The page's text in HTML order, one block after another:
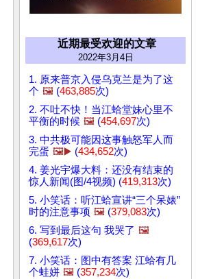
近期最受欢迎的文章
2022年3月4日
1. 原来普京入侵乌克兰是为了这
个 🖼️ (463,885次)
2. 不吐不快！当江蛤堂妹心里不
平衡的时候 🖼️ (454,697次)
3. 中共极可能因这事触怒军人而
完蛋 🖼️▶️ (434,652次)
4. 姜光宇爆大料：还没有结束的
惊人新闻(图/4视频) (419,313次)
5. 小笑话：听江蛤宣讲“三个呆婊”
时的注意事项 🖼️ (379,083次)
6. 写到最后这句 我哭了 🖼️
(369,617次)
7. 小笑话：图中有答案 江蛤有几
个蛙姘 🖼️ (357,234次)